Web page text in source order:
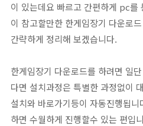
이 있는데요 빠르고 간편하게 pc를
이 참고할만한 한게임장기 다운로
간략하게 정리해 보겠습니다.
한게임장기 다운로드를 하려면 일
다면 설치과정은 특별한 과정없이
설치와 바로가기등이 자동진행됩
하면 수월하게 진행할수 있는 편입